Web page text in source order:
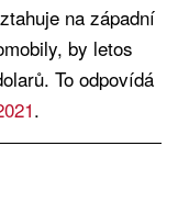
na západní
by letos
To odpovídá
.